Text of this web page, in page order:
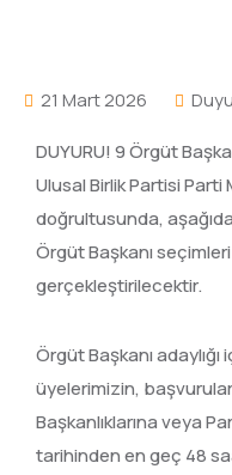
21 Mart 2026
DUYURU! 9 Örgüt
Ulusal Birlik Partisi Parti
doğrultusunda,
Örgüt Başkanı
gerçekleştirilecektir.
Örgüt Başkanı
üyelerimizin,
Başkanlıklarına veya
tarihinden en geç 48